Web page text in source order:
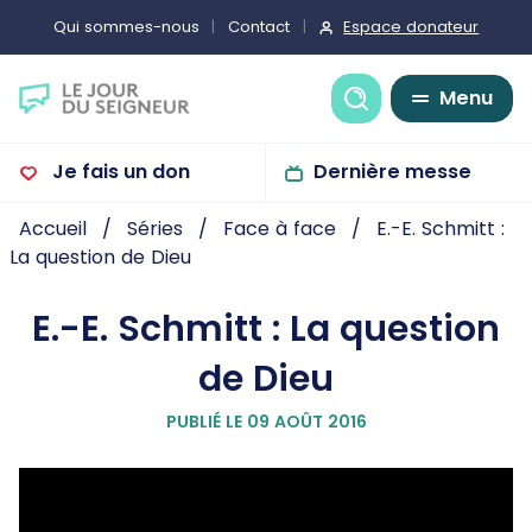
Qui sommes-nous Contact Espace donateur
Recherche
Menu
Je fais un don Dernière messe
Accueil Séries Face à face
E.-E. Schmitt :
La question de Dieu
E.-E. Schmitt : La question
de Dieu
PUBLIÉ LE 09 AOÛT 2016